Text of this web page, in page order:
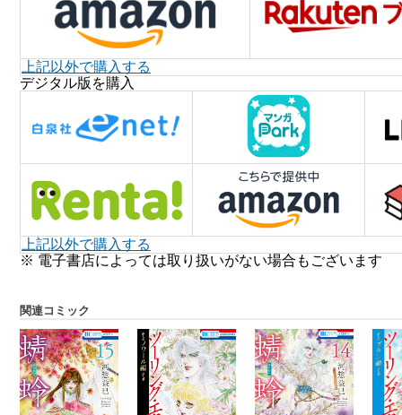
上記以外で購入する
デジタル版を購入
上記以外で購入する
※ 電子書店によっては取り扱いがない場合もございます
関連コミック